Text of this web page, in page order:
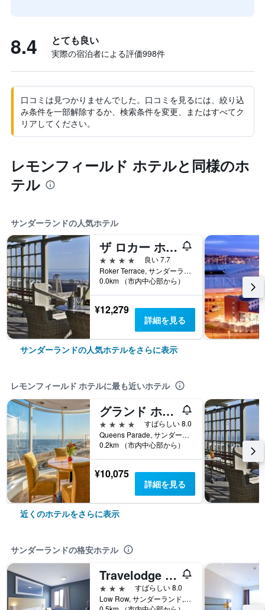
8.4 とても良い
実際の宿泊者による評価998​件
口コミは見つかりませんでした。口コミを見るには、絞り込
み条件を一部解除するか、検索条件を変更、またはすべてク
リアしてください。
レモンフィールド ホテルと同様のホ
テル
サンダーランドの人気ホテル
ザ ロカー ホテル BW プレミア コレクション
4つ星
良い 7.7
Roker Terrace, サンダーランド, イギリス
0.0km （市内中心部から）
¥12,279
詳細を見る
サンダーランドの人気ホテルをさらに表示
レモンフィールド ホテルに最も近いホテル
グランド ホテル サンダーランド
4つ星
すばらしい 8.0
Queens Parade, サンダーランド, イギリス
0.2km （市内中心部から）
¥10,075
詳細を見る
近くのホテルをさらに表示
サンダーランドの格安ホテル
Travelodge Sunderland Central
3つ星
すばらしい 8.0
Low Row, サンダーランド, イギリス